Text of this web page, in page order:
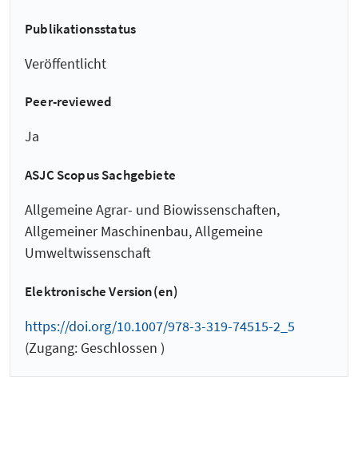
Publikationsstatus
Veröffentlicht
Peer-reviewed
Ja
ASJC Scopus Sachgebiete
Allgemeine Agrar- und Biowissenschaften,
Allgemeiner Maschinenbau, Allgemeine
Umweltwissenschaft
Elektronische Version(en)
https://doi.org/10.1007/978-3-319-74515-2_5
(Zugang: Geschlossen )